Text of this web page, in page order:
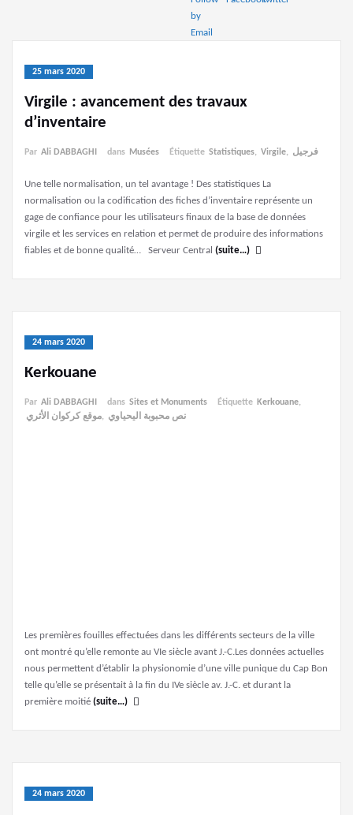
25 mars 2020
Virgile : avancement des travaux
d’inventaire
Par Ali DABBAGHI dans Musées Étiquette Statistiques, Virgile, فرجيل
Une telle normalisation, un tel avantage ! Des statistiques La
normalisation ou la codification des fiches d’inventaire représente un
gage de confiance pour les utilisateurs finaux de la base de données
virgile et les services en relation et permet de produire des informations
fiables et de bonne qualité… Serveur Central (suite…)
24 mars 2020
Kerkouane
Par Ali DABBAGHI dans Sites et Monuments Étiquette Kerkouane,
موقع كركوان الأثري, نص محبوبة اليحياوي
Les premières fouilles effectuées dans les différents secteurs de la ville
ont montré qu’elle remonte au VIe siècle avant J.-C.Les données actuelles
nous permettent d’établir la physionomie d’une ville punique du Cap Bon
telle qu’elle se présentait à la fin du IVe siècle av. J.-C. et durant la
première moitié (suite…)
24 mars 2020